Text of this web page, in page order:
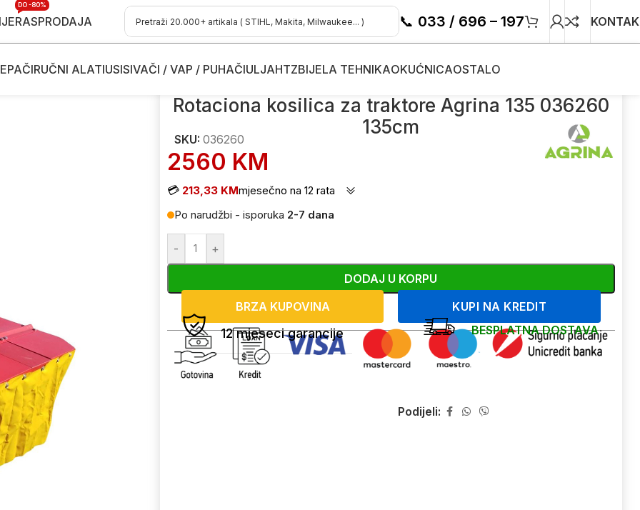
RASPRODAJA
DO -80%
📞 033 / 696 – 197
RUČNI ALATIUSISIVAČI / VAP / PUHAČIULJAHTZBIJELA TEHNIKAOKUĆNICAOSTALO
Rotaciona kosilica za traktore Agrina 135 036260 135cm
Rotaciona kosilica za traktore Agrina 135 036260
135cm
SKU: 036260
2560 KM
💳 213,33 KMmjesečno na 12 rata
Po narudžbi - isporuka 2-7 dana
- +
DODAJ U KORPU
BRZA KUPOVINA
KUPI NA KREDIT
12 mjeseci garancije BESPLATNA DOSTAVA
Podijeli: